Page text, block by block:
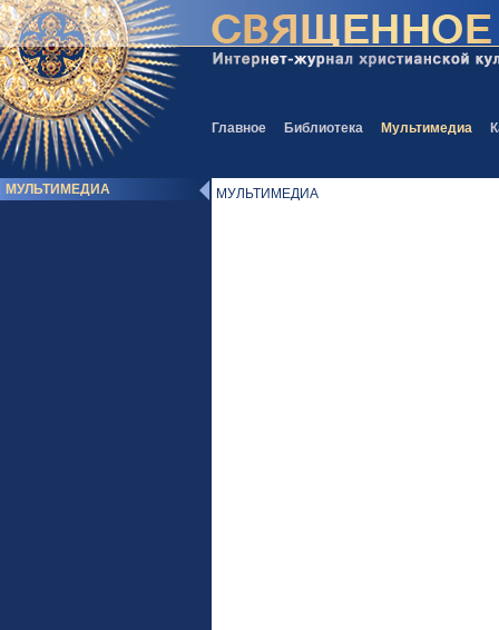
Главное Библиотека Мультимедиа
МУЛЬТИМЕДИА МУЛЬТИМЕДИА